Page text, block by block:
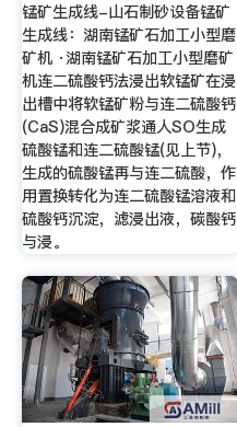
锰矿生成线-山石制砂设备锰矿
生成线：湖南锰矿石加工小型磨
矿机 ·湖南锰矿石加工小型磨矿
机连二硫酸钙法浸出软锰矿在浸
出槽中将软锰矿粉与连二硫酸钙
(CaS)混合成矿浆通人SO生成
硫酸锰和连二硫酸锰(见上节)，
生成的硫酸锰再与连二硫酸，作
用置换转化为连二硫酸锰溶液和
硫酸钙沉淀，滤浸出液，碳酸钙
与浸。